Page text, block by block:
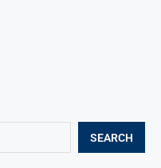
SEARCH